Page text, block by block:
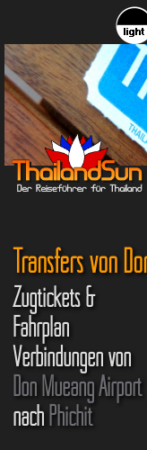
Transfers von
Zugtickets &
Fahrplan
Verbindungen von
Don Mueang Airport
nach Phichit